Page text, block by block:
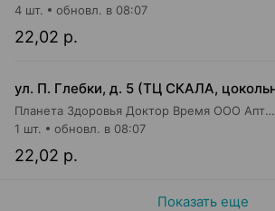
22,02 р.
4 шт. обновл. в 08:07
Планета Здоровья Доктор Время ООО Аптека №50
22,02 р.
1 шт. обновл. в 08:07
Показать еще